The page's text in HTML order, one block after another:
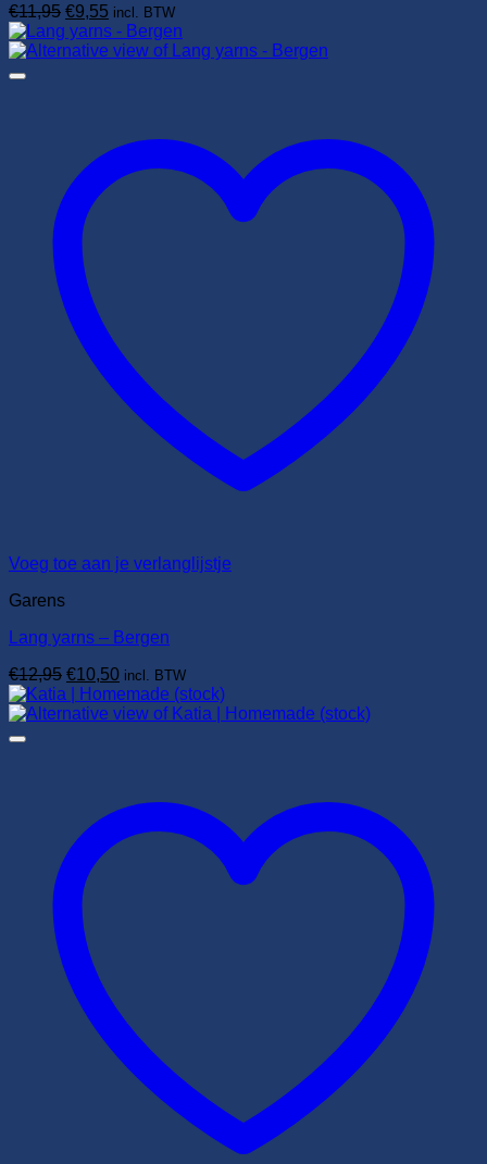
€11,95 Oorspronkelijke
prijs
was:
€9,55 Huidige
prijs
is:
incl. BTW
Voeg toe aan je verlanglijstje
Garens
Lang yarns – Bergen
€12,95 Oorspronkelijke
prijs
was:
€10,50Huidige
prijs
is:
incl. BTW